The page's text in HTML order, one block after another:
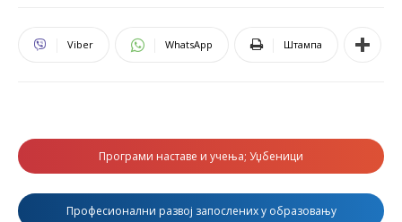
Viber WhatsApp Штампа
Програми наставе и учења; Уџбеници
Професионални развој запослених у образовању